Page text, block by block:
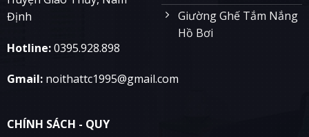
Định
Hotline:0395.928.898
Gmail:noithattc1995@gmail.com
Giường Ghế Tắm Nắng
Hồ Bơi
CHÍNH SÁCH - QUY